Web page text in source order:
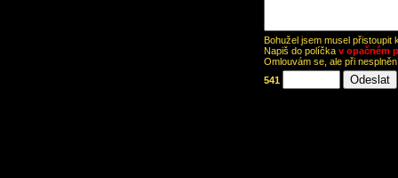
Bohužel jsem musel přistoupit
Napiš do políčka v opačném
Omlouvám se, ale při
541